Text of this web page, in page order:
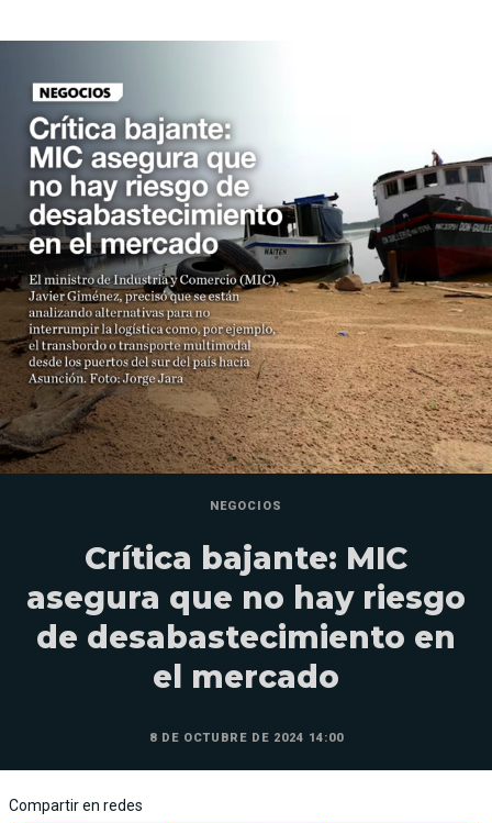
NEGOCIOS
Crítica bajante: MIC
asegura que no hay riesgo
de desabastecimiento en
el mercado
8 DE OCTUBRE DE 2024 14:00
Compartir en redes